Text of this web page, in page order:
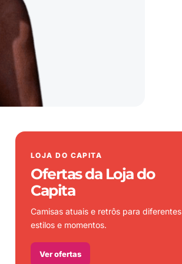
LOJA DO CAPITA
Ofertas da Loja do
Capita
Camisas atuais e retrôs para diferentes
estilos e momentos.
Ver ofertas